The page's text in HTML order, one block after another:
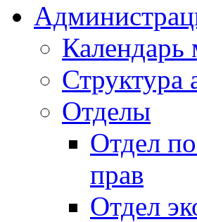
Календарь
Структура
Отделы
Отдел
прав
Отдел